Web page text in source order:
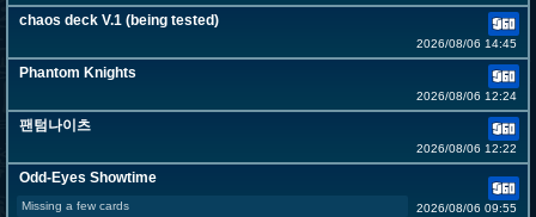
chaos deck V.1 (being tested)
2026/08/06 14:45
Phantom Knights
2026/08/06 12:24
팬텀나이츠
2026/08/06 12:22
Odd-Eyes Showtime
Missing a few cards 2026/08/06 09:55